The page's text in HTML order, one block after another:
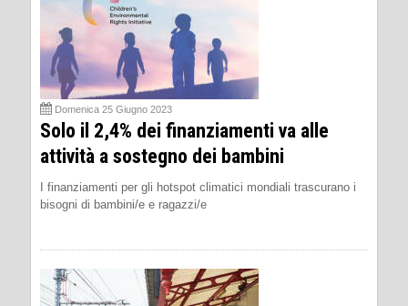
Domenica 25 Giugno 2023
Solo il 2,4% dei finanziamenti va alle
attività a sostegno dei bambini
I finanziamenti per gli hotspot climatici mondiali trascurano i
bisogni di bambini/e e ragazzi/e